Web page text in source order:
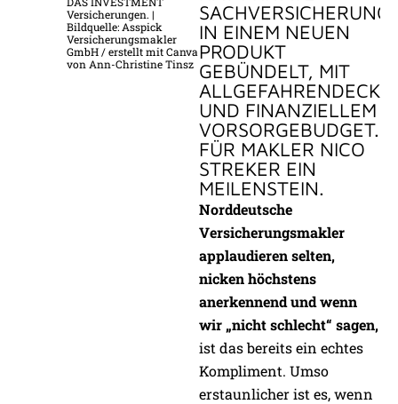
Versicherungen. |
Bildquelle: Asspick
Versicherungsmakler
GmbH / erstellt mit Canva
von Ann-Christine Tinsz
IN EINEM NEUEN
PRODUKT
GEBÜNDELT, MIT
UND FINANZIELLEM
VORSORGEBUDGET.
FÜR MAKLER NICO
STREKER EIN
MEILENSTEIN.
Norddeutsche
Versicherungsmakler
applaudieren selten,
nicken höchstens
anerkennend und wenn
wir „nicht schlecht“ sagen,
ist das bereits ein echtes
Kompliment. Umso
erstaunlicher ist es, wenn